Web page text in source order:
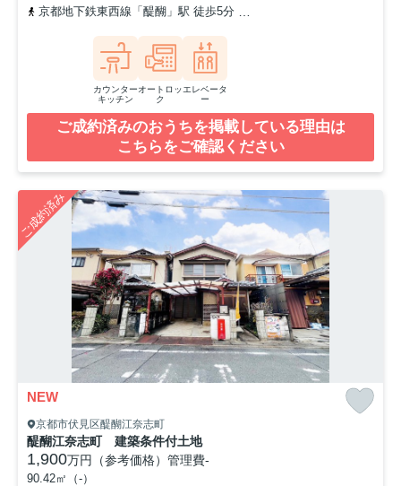
京都地下鉄東西線「醍醐」駅 徒歩5分
カウンター
キッチン
オートロッ
ク
エレベータ
ー
ご成約済みのおうちを掲載している理由は
こちらをご確認ください
ご成約済み
NEW
京都市伏見区醍醐江奈志町
醍醐江奈志町 建築条件付土地
1,900万円（参考価格） 管理費-
90.42㎡（-）